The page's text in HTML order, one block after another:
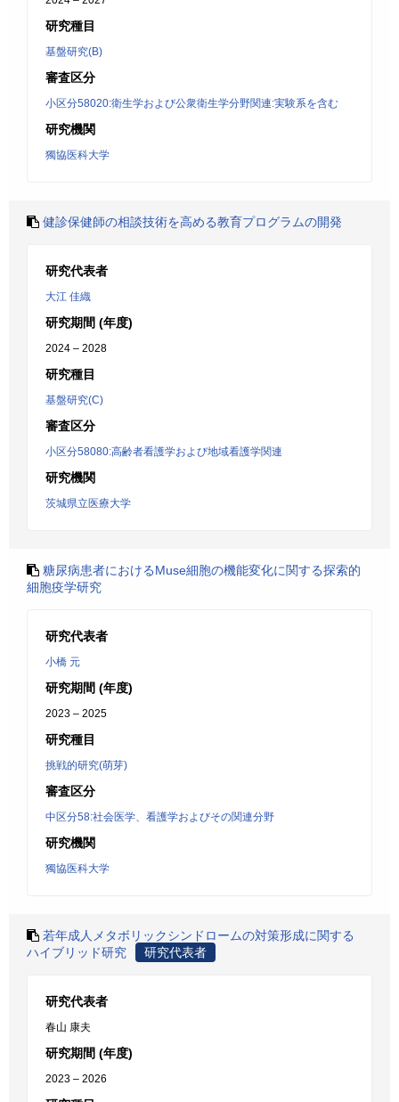
研究種目
基盤研究(B)
審査区分
小区分58020:衛生学および公衆衛生学分野関連:実験系を含む
研究機関
獨協医科大学
健診保健師の相談技術を高める教育プログラムの開発
研究代表者
大江 佳織
研究期間 (年度)
2024 – 2028
研究種目
基盤研究(C)
審査区分
小区分58080:高齢者看護学および地域看護学関連
研究機関
茨城県立医療大学
糖尿病患者におけるMuse細胞の機能変化に関する探索的
細胞疫学研究
研究代表者
小橋 元
研究期間 (年度)
2023 – 2025
研究種目
挑戦的研究(萌芽)
審査区分
中区分58:社会医学、看護学およびその関連分野
研究機関
獨協医科大学
若年成人メタボリックシンドロームの対策形成に関する
ハイブリッド研究
研究代表者
研究代表者
春山 康夫
研究期間 (年度)
2023 – 2026